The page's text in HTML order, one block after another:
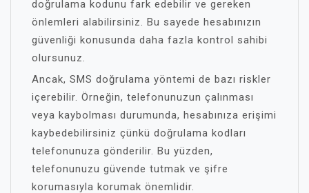
doğrulama kodunu fark edebilir ve gereken
önlemleri alabilirsiniz. Bu sayede hesabınızın
güvenliği konusunda daha fazla kontrol sahibi
olursunuz.
Ancak, SMS doğrulama yöntemi de bazı riskler
içerebilir. Örneğin, telefonunuzun çalınması
veya kaybolması durumunda, hesabınıza erişimi
kaybedebilirsiniz çünkü doğrulama kodları
telefonunuza gönderilir. Bu yüzden,
telefonunuzu güvende tutmak ve şifre
korumasıyla korumak önemlidir.